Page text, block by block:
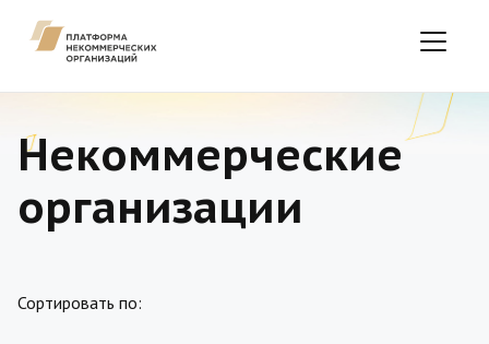
Некоммерческие
организации
Сортировать по: